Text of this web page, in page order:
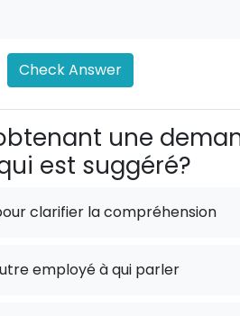
Check Answer
une
est suggéré?
clarifier la compréhension
employé à qui parler